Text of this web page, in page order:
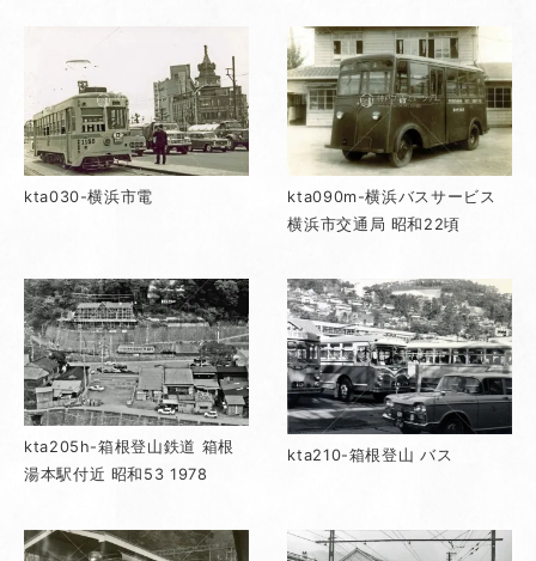
kta030-横浜市電
kta090m-横浜バスサービス
横浜市交通局 昭和22頃
kta205h-箱根登山鉄道 箱根
湯本駅付近 昭和53 1978
kta210-箱根登山 バス